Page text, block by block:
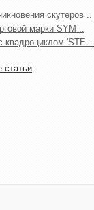
скутеров ..
марки SYM ..
квадроциклом 'STE ..
статьи